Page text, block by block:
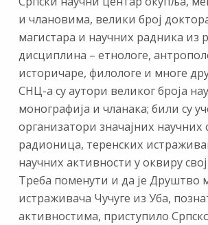
и члановима, велики број
магистара и научних радника из
дисциплина – етнологе,
историчаре, филологе и многе
СНЦ-а су аутори великог броја
монографија и чланака; били су
организатори значајних научних
радионица, теренских
научних активности у оквиру
Треба поменути и да је Друштво
истраживача Чучуге из Уба,
активностима, приступило